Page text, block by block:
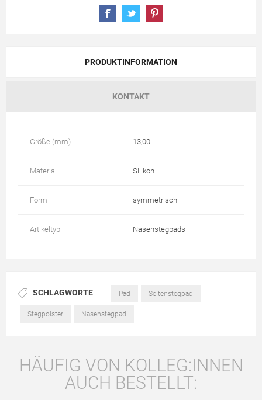
PRODUKTINFORMATION
KONTAKT
Größe (mm) 13,00
Material Silikon
Form symmetrisch
Artikeltyp Nasenstegpads
SCHLAGWORTE Pad Seitenstegpad
Stegpolster Nasenstegpad
HÄUFIG VON KOLLEG:INNEN
AUCH BESTELLT: